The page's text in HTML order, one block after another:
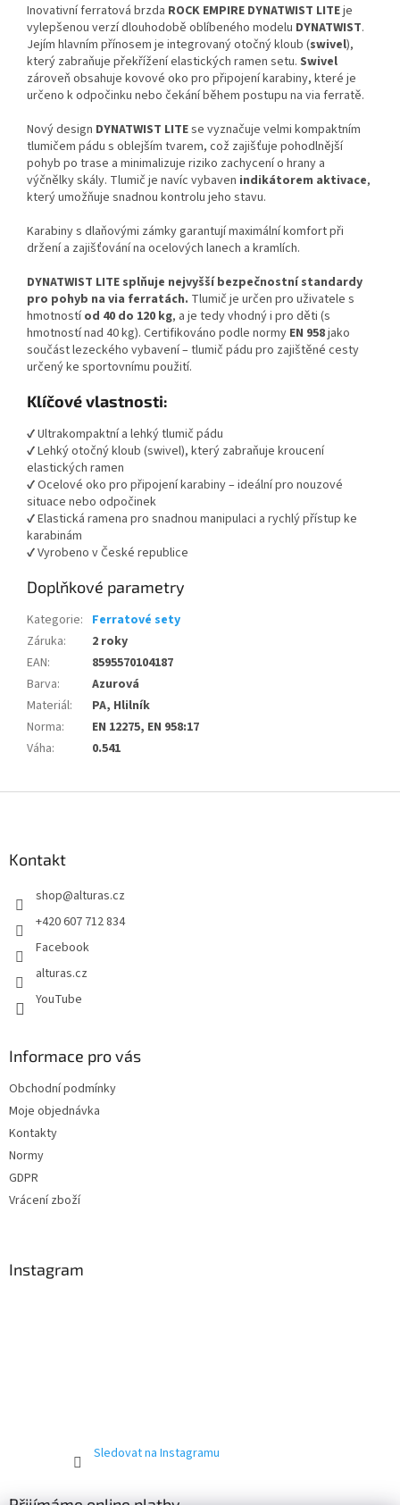
Inovativní ferratová brzda ROCK EMPIRE DYNATWIST LITEje
vylepšenou verzí dlouhodobě oblíbeného modelu DYNATWIST.
Jejím hlavním přínosem je integrovaný otočný kloub (swivel),
který zabraňuje překřížení elastických ramen setu. Swivel
zároveň obsahuje kovové oko pro připojení karabiny, které je
určeno k odpočinku nebo čekání během postupu na via ferratě.
Nový design DYNATWIST LITEse vyznačuje velmi kompaktním
tlumičem pádu s oblejším tvarem, což zajišťuje pohodlnější
pohyb po trase a minimalizuje riziko zachycení o hrany a
výčnělky skály. Tlumič je navíc vybaven indikátorem aktivace,
který umožňuje snadnou kontrolu jeho stavu.
Karabiny s dlaňovými zámky garantují maximální komfort při
držení a zajišťování na ocelových lanech a kramlích.
DYNATWIST LITE splňuje nejvyšší bezpečnostní standardy
pro pohyb na via ferratách. Tlumič je určen pro uživatele s
hmotnostíod 40 do 120 kg, a je tedy vhodný i pro děti (s
hmotností nad 40 kg). Certifikováno podle normy EN 958jako
součást lezeckého vybavení – tlumič pádu pro zajištěné cesty
určený ke sportovnímu použití.
Klíčové vlastnosti:
✔ Ultrakompaktní a lehký tlumič pádu
✔ Lehký otočný kloub (swivel), který zabraňuje kroucení
elastických ramen
✔ Ocelové oko pro připojení karabiny – ideální pro nouzové
situace nebo odpočinek
✔ Elastická ramena pro snadnou manipulaci a rychlý přístup ke
karabinám
✔ Vyrobeno v České republice
Doplňkové parametry
Kategorie: Ferratové sety
Záruka:
2 roky
EAN:
8595570104187
Barva:
Azurová
Materiál:
PA, Hlilník
Norma:
EN 12275, EN 958:17
Váha: 0.541
Kontakt
shop@alturas.cz
+420 607 712 834
Facebook
alturas.cz
YouTube
Informace pro vás
Obchodní podmínky
Moje objednávka
Kontakty
Normy
GDPR
Vrácení zboží
Instagram
Sledovat na Instagramu